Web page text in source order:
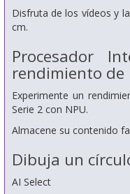
Disfruta de los vídeos y
cm.
Procesador
rendimiento de
Experimente un
Serie 2 con NPU.
Almacene su contenido
Dibuja un
AI Select